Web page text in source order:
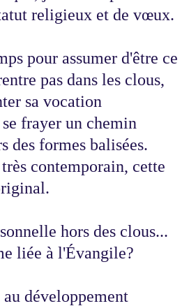
religieux et de vœux.
pour assumer d'être ce
pas dans les clous,
sa vocation
frayer un chemin
des formes balisées.
contemporain, cette
hors des clous...
liée à l'Évangile?
développement